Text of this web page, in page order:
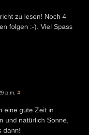
zu lesen! Noch 4
folgen :-). Viel Spass
p.m. #
eine gute Zeit in
und natürlich Sonne,
dann!